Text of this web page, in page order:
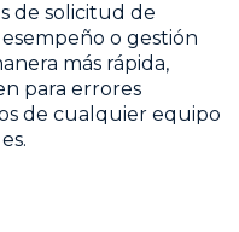
de solicitud de
o gestión
más rápida,
para errores
de cualquier equipo